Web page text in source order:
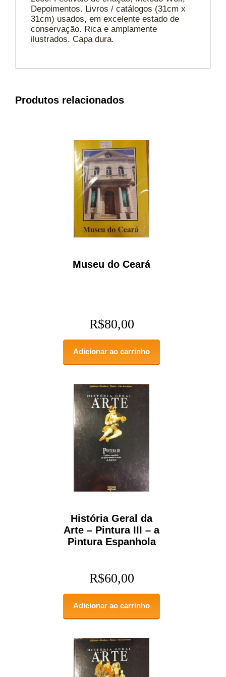
Depoimentos. Livros / catálogos (31cm x
31cm) usados, em excelente estado de
conservação. Rica e amplamente
ilustrados. Capa dura.
Produtos relacionados
Museu do Ceará
R$80,00
Adicionar ao carrinho
História Geral da
Arte – Pintura III – a
Pintura Espanhola
R$60,00
Adicionar ao carrinho